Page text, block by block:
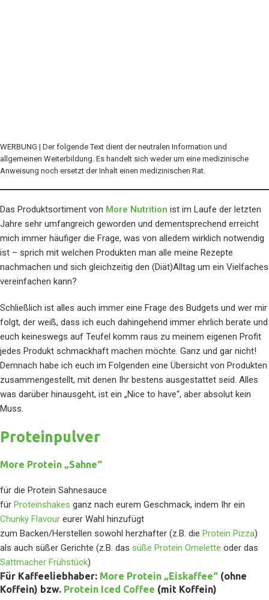
WERBUNG | Der folgende Text dient der neutralen Information und
allgemeinen Weiterbildung. Es handelt sich weder um eine medizinische
Anweisung noch ersetzt der Inhalt einen medizinischen Rat.
Das Produktsortiment von More Nutrition ist im Laufe der letzten
Jahre sehr umfangreich geworden und dementsprechend erreicht
mich immer häufiger die Frage, was von alledem wirklich notwendig
ist – sprich mit welchen Produkten man alle meine Rezepte
nachmachen und sich gleichzeitig den (Diät)Alltag um ein Vielfaches
vereinfachen kann?
Schließlich ist alles auch immer eine Frage des Budgets und wer mir
folgt, der weiß, dass ich euch dahingehend immer ehrlich berate und
euch keineswegs auf Teufel komm raus zu meinem eigenen Profit
jedes Produkt schmackhaft machen möchte. Ganz und gar nicht!
Demnach habe ich euch im Folgenden eine Übersicht von Produkten
zusammengestellt, mit denen Ihr bestens ausgestattet seid. Alles
was darüber hinausgeht, ist ein „Nice to have“, aber absolut kein
Muss.
Proteinpulver
More Protein „Sahne“
für die Protein Sahnesauce
für Proteinshakes ganz nach eurem Geschmack, indem Ihr ein
Chunky Flavour eurer Wahl hinzufügt
zum Backen/Herstellen sowohl herzhafter (z.B. die Protein Pizza)
als auch süßer Gerichte (z.B. das süße Protein Omelette oder das
Sattmacher Frühstück)
Für Kaffeeliebhaber: More Protein „Eiskaffee“ (ohne
Koffein) bzw. Protein Iced Coffee (mit Koffein)